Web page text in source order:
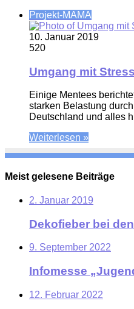
Projekt-MAMA
10. Januar 2019
520
Umgang mit
Einige Mentees
starken Belastung
Deutschland und alles
Weiterlesen »
Meist gelesene Beiträge
2. Januar 2019
Dekofieber bei
9. September 2022
Infomesse
12. Februar 2022